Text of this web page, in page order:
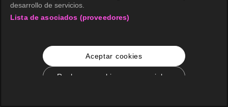
desarrollo de servicios.
Lista de asociados (proveedores)
Aceptar cookies
Rechazar cookies no esenciales